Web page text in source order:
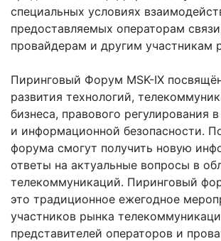
специальных условиях
предоставляемых операторам
провайдерам и другим участникам
Пиринговый Форум MSK-IX
развития технологий,
бизнеса, правового регулирования
и информационной безопасности.
форума смогут получить новую
ответы на актуальные вопросы в
телекоммуникаций. Пиринговый
это традиционное ежегодное
участников рынка
представителей операторов и